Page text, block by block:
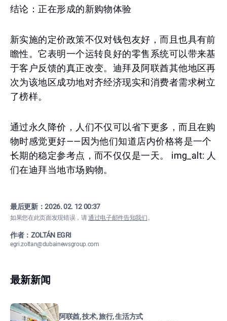
结论：正在形成的新购物体验
新实施的定价政策不仅对钱包友好，而且也具有前
瞻性。它表明一个运转良好的零售系统可以带来基
于客户反馈的真正改变。迪拜及阿联酋其他地区再
次为该地区成功地对齐经济现实和消费者需求树立
了榜样。
通过永久降价，人们不仅可以省下更多，而且在购
物时感觉更好——因为他们知道店内价格将是一个
长期的稳定参考点，而不仅仅是一天。 img_alt: 人
们在迪拜当地市场购物。
最后更新：2026. 02. 12 00:37
如果您在此页面发现错误，请通过电子邮件告知我们。
作者：ZOLTÁN EGRI
egri.zoltan@dubainewsgroup.com
最新新闻
阿联酋, 技术, 旅行, 生活方式